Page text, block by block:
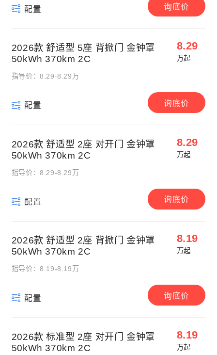
配置 询底价
2026款 舒适型 5座 背掀门 金钟罩
50kWh 370km 2C
8.29
万起
指导价：8.29-8.29万
配置 询底价
2026款 舒适型 2座 对开门 金钟罩
50kWh 370km 2C
8.29
万起
指导价：8.29-8.29万
配置 询底价
2026款 舒适型 2座 背掀门 金钟罩
50kWh 370km 2C
8.19
万起
指导价：8.19-8.19万
配置 询底价
2026款 标准型 2座 对开门 金钟罩
50kWh 370km 2C
8.19
万起